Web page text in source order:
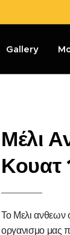
Gallery
Μέλι
Κουατ
Το Μελι ανθεων
οργανισμο μας